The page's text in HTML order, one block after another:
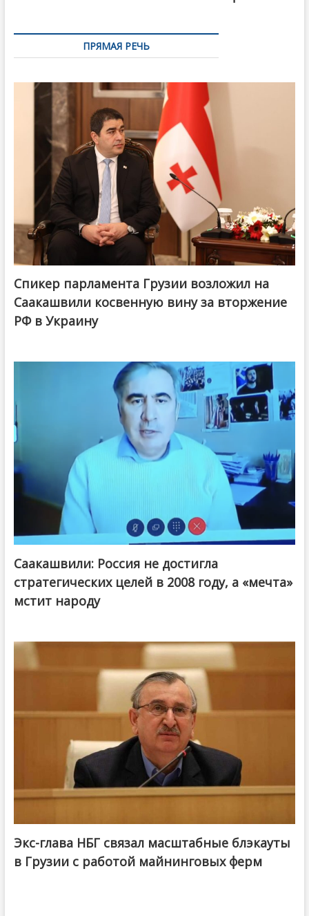
ПРЯМАЯ РЕЧЬ
Спикер парламента Грузии возложил на
Саакашвили косвенную вину за вторжение
РФ в Украину
Саакашвили: Россия не достигла
стратегических целей в 2008 году, а «мечта»
мстит народу
Экс-глава НБГ связал масштабные блэкауты
в Грузии с работой майнинговых ферм